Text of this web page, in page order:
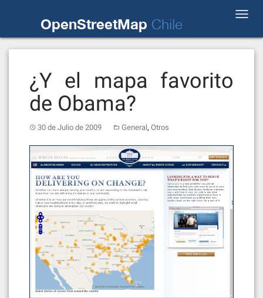
OpenStreetMap Chile
¿Y el mapa favorito
de Obama?
30 de Julio de 2009 General, Otros